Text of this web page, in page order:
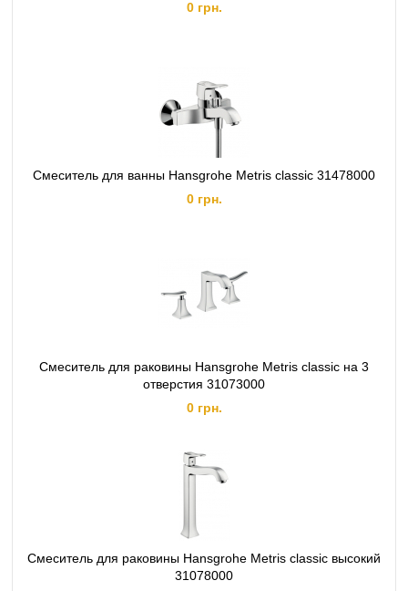
0 грн.
Смеситель для ванны Hansgrohe Metris classic 31478000
0 грн.
Смеситель для раковины Hansgrohe Metris classic на 3
отверстия 31073000
0 грн.
Смеситель для раковины Hansgrohe Metris classic высокий
31078000